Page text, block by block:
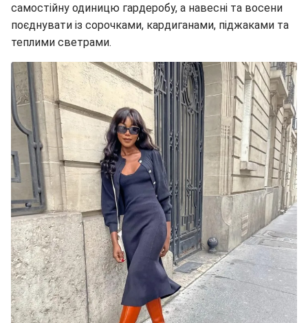
самостійну одиницю гардеробу, а навесні та восени
поєднувати із сорочками, кардиганами, піджаками та
теплими светрами.